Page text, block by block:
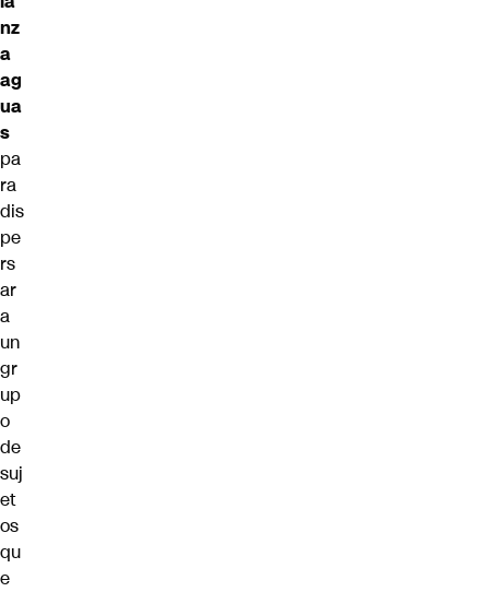
nz
a
ag
ua
s
pa
ra
dis
pe
rs
ar
a
un
gr
up
o
de
suj
et
os
qu
e